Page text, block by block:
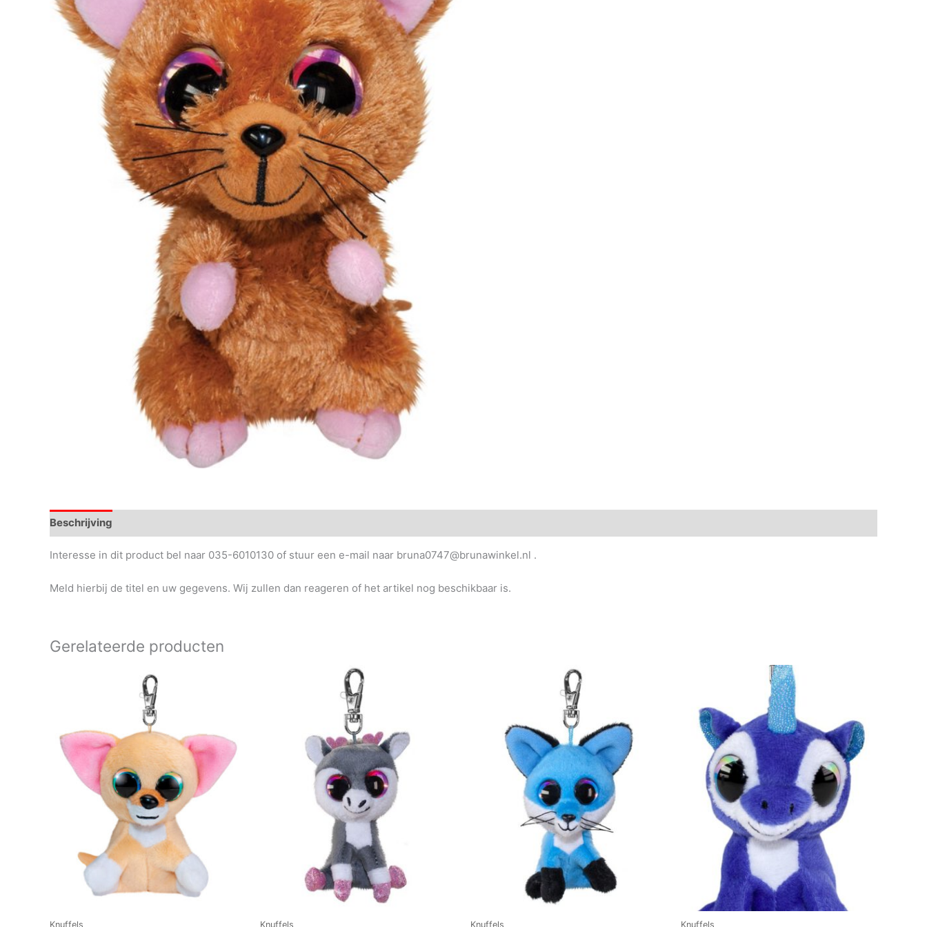
Beschrijving
Interesse in dit product bel naar 035-6010130 of stuur een e-mail naar bruna0747@brunawinkel.nl .
Meld hierbij de titel en uw gegevens. Wij zullen dan reageren of het artikel nog beschikbaar is.
Gerelateerde producten
Knuffels Knuffels Knuffels Knuffels